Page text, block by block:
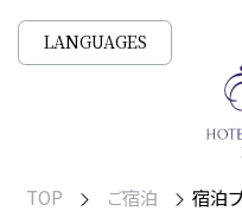
LANGUAGES
TOP ご宿泊 宿泊